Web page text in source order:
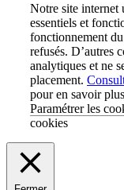
Notre site internet
essentiels et
fonctionnement
refusés. D’autres
analytiques et ne
placement.
pour en savoir plus
Paramétrer les
cookies